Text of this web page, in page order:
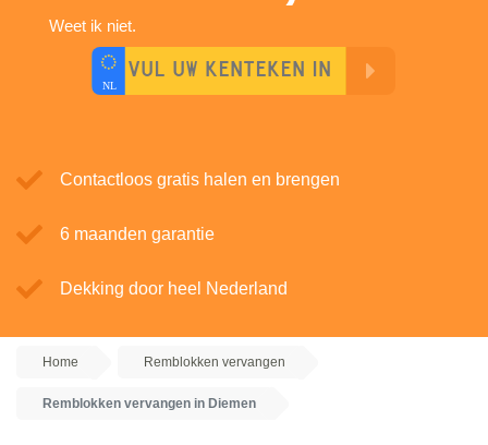
Weet ik niet.
Contactloos gratis halen en brengen
6 maanden garantie
Dekking door heel Nederland
Home Remblokken vervangen
Remblokken vervangen in Diemen